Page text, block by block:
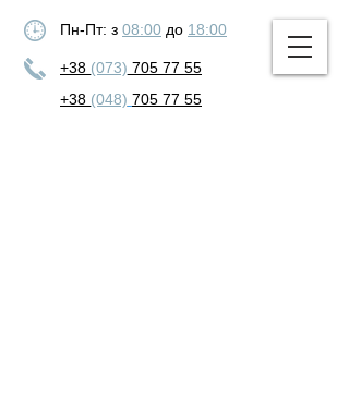
+38 (073) 705 77 55
Пн-Пт: з 08:00 до 18:00
+38 (048) 705 77 55